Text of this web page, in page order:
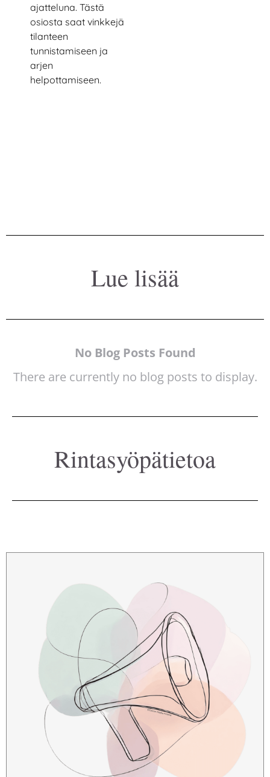
ajatteluna. Tästä
osiosta saat vinkkejä
tilanteen
tunnistamiseen ja
arjen
helpottamiseen.
Lue lisää
No Blog Posts Found
There are currently no blog posts to display.
Rintasyöpätietoa